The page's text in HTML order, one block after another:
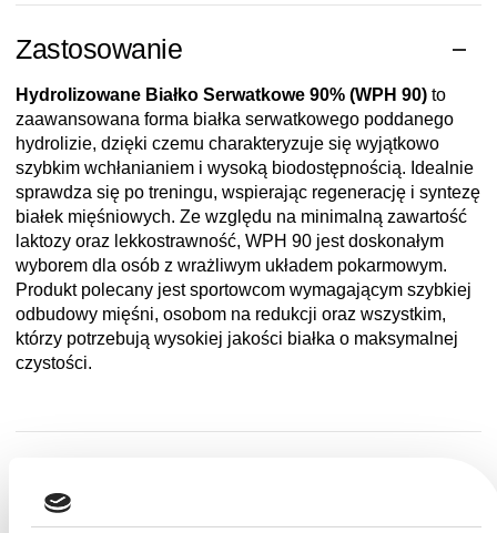
Zastosowanie
Hydrolizowane Białko Serwatkowe 90% (WPH 90) to
zaawansowana forma białka serwatkowego poddanego
hydrolizie, dzięki czemu charakteryzuje się wyjątkowo
szybkim wchłanianiem i wysoką biodostępnością. Idealnie
sprawdza się po treningu, wspierając regenerację i syntezę
białek mięśniowych. Ze względu na minimalną zawartość
laktozy oraz lekkostrawność, WPH 90 jest doskonałym
wyborem dla osób z wrażliwym układem pokarmowym.
Produkt polecany jest sportowcom wymagającym szybkiej
odbudowy mięśni, osobom na redukcji oraz wszystkim,
którzy potrzebują wysokiej jakości białka o maksymalnej
czystości.